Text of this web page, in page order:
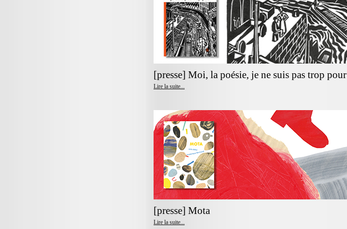
[presse] Moi, la poésie, je ne suis pas trop pour
Lire la suite...
[presse] Mota
Lire la suite...